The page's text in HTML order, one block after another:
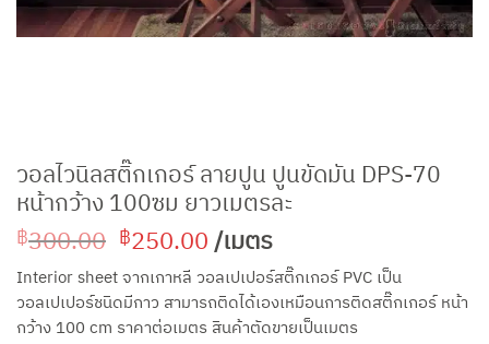
วอลไวนิลสติ๊กเกอร์ ลายปูน ปูนขัดมัน DPS-70
หน้ากว้าง 100ซม ยาวเมตรละ
฿300.00 Original
price
was:
฿300.00.
฿250.00Current
price
is:
฿250.00.
/เมตร
Interior sheet จากเกาหลี วอลเปเปอร์สติ๊กเกอร์ PVC เป็น
วอลเปเปอร์ชนิดมีกาว สามารถติดได้เองเหมือนการติดสติ๊กเกอร์ หน้า
กว้าง 100 cm ราคาต่อเมตร สินค้าตัดขายเป็นเมตร